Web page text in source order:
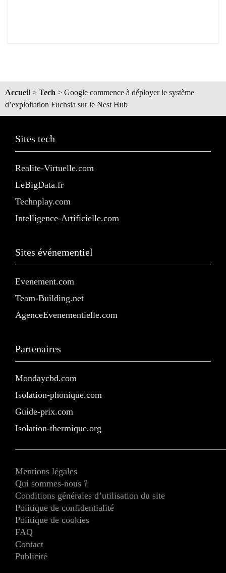
Accueil > Tech > Google commence à déployer le système
d’exploitation Fuchsia sur le Nest Hub
Sites tech
Realite-Virtuelle.com
LeBigData.fr
Technplay.com
Intelligence-Artificielle.com
Sites événementiel
Evenement.com
Team-Building.net
AgenceEvenementielle.com
Partenaires
Mondaycbd.com
Isolation-phonique.com
Guide-prix.com
Isolation-thermique.org
Mentions légales
Qui sommes-nous ?
Conditions générales d’utilisation du site
Politique de confidentialité
Politique de cookies
FAQ
Contact
Publicité